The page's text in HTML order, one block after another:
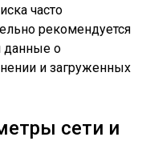
часто
рекомендуется
данные о
и загруженных
сети и